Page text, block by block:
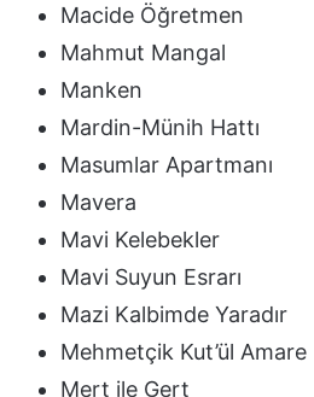
Macide Öğretmen
Mahmut Mangal
Manken
Mardin-Münih Hattı
Masumlar Apartmanı
Mavera
Mavi Kelebekler
Mavi Suyun Esrarı
Mazi Kalbimde Yaradır
Mehmetçik Kut’ül Amare
Mert ile Gert